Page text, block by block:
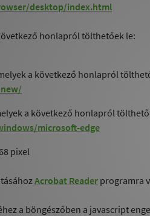
desktop/index.html
honlapról tölthetőek le:
a következő honlapról
a következő honlapról
microsoft-edge
pixel
Acrobat Reader programra
a böngészőben a javascript